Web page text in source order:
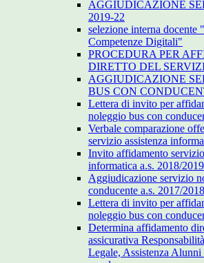
AGGIUDICAZIONE
2019-22
selezione interna docente
Competenze Digitali"
PROCEDURA PER
DIRETTO DEL
AGGIUDICAZIONE
BUS CON
Lettera di invito per
noleggio bus con
Verbale comparazione
servizio assistenza
Invito affidamento
informatica a.s. 2018/2019
Aggiudicazione servizio
conducente a.s. 2017/2018
Lettera di invito per
noleggio bus con
Determina affidamento
assicurativa
Legale, Assistenza Alunni